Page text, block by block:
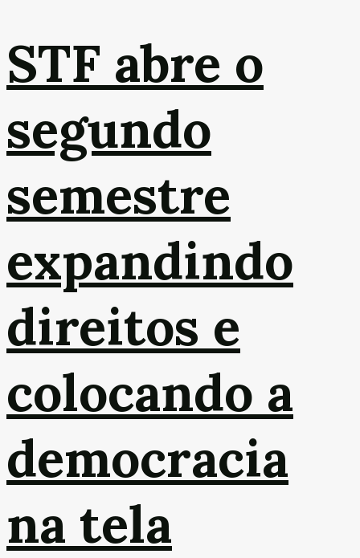
STF abre o
segundo
semestre
expandindo
direitos e
colocando a
democracia
na tela